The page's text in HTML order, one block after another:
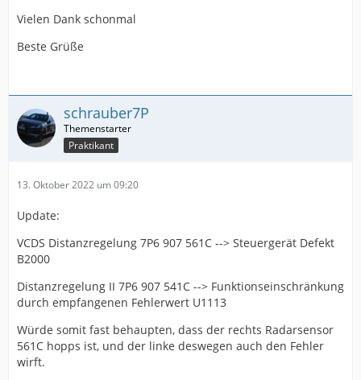
Vielen Dank schonmal
Beste Grüße
schrauber7P
Praktikant
13. Oktober 2022 um 09:20
Update:
VCDS Distanzregelung 7P6 907 561C --> Steuergerät Defekt
B2000
Distanzregelung II 7P6 907 541C --> Funktionseinschränkung
durch empfangenen Fehlerwert U1113
Würde somit fast behaupten, dass der rechts Radarsensor
561C hopps ist, und der linke deswegen auch den Fehler
wirft.